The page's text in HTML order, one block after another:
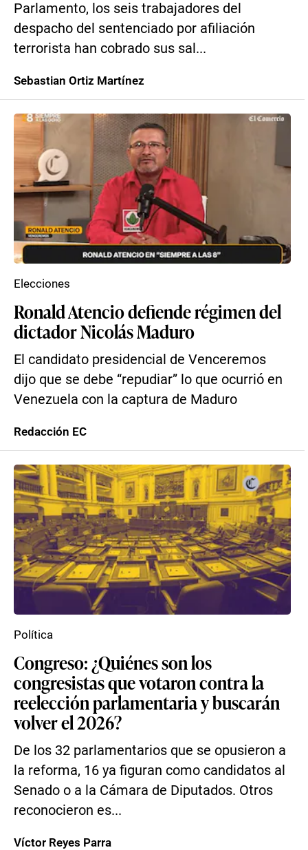
Parlamento, los seis trabajadores del
despacho del sentenciado por afiliación
terrorista han cobrado sus sal...
Sebastian Ortiz Martínez
Ronald Atencio defiende régimen del
dictador Nicolás Maduro
El candidato presidencial de Venceremos
dijo que se debe “repudiar” lo que ocurrió en
Venezuela con la captura de Maduro
Elecciones
Redacción EC
Congreso: ¿Quiénes son los
congresistas que votaron contra la
reelección parlamentaria y buscarán
volver el 2026?
De los 32 parlamentarios que se opusieron a
la reforma, 16 ya figuran como candidatos al
Senado o a la Cámara de Diputados. Otros
reconocieron es...
Política
Víctor Reyes Parra